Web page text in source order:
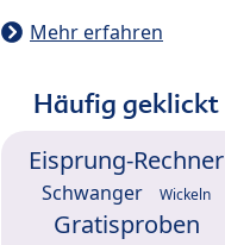
Mehr erfahren
Häufig geklickt
Eisprung-Rechner
Schwanger Wickeln
Gratisproben